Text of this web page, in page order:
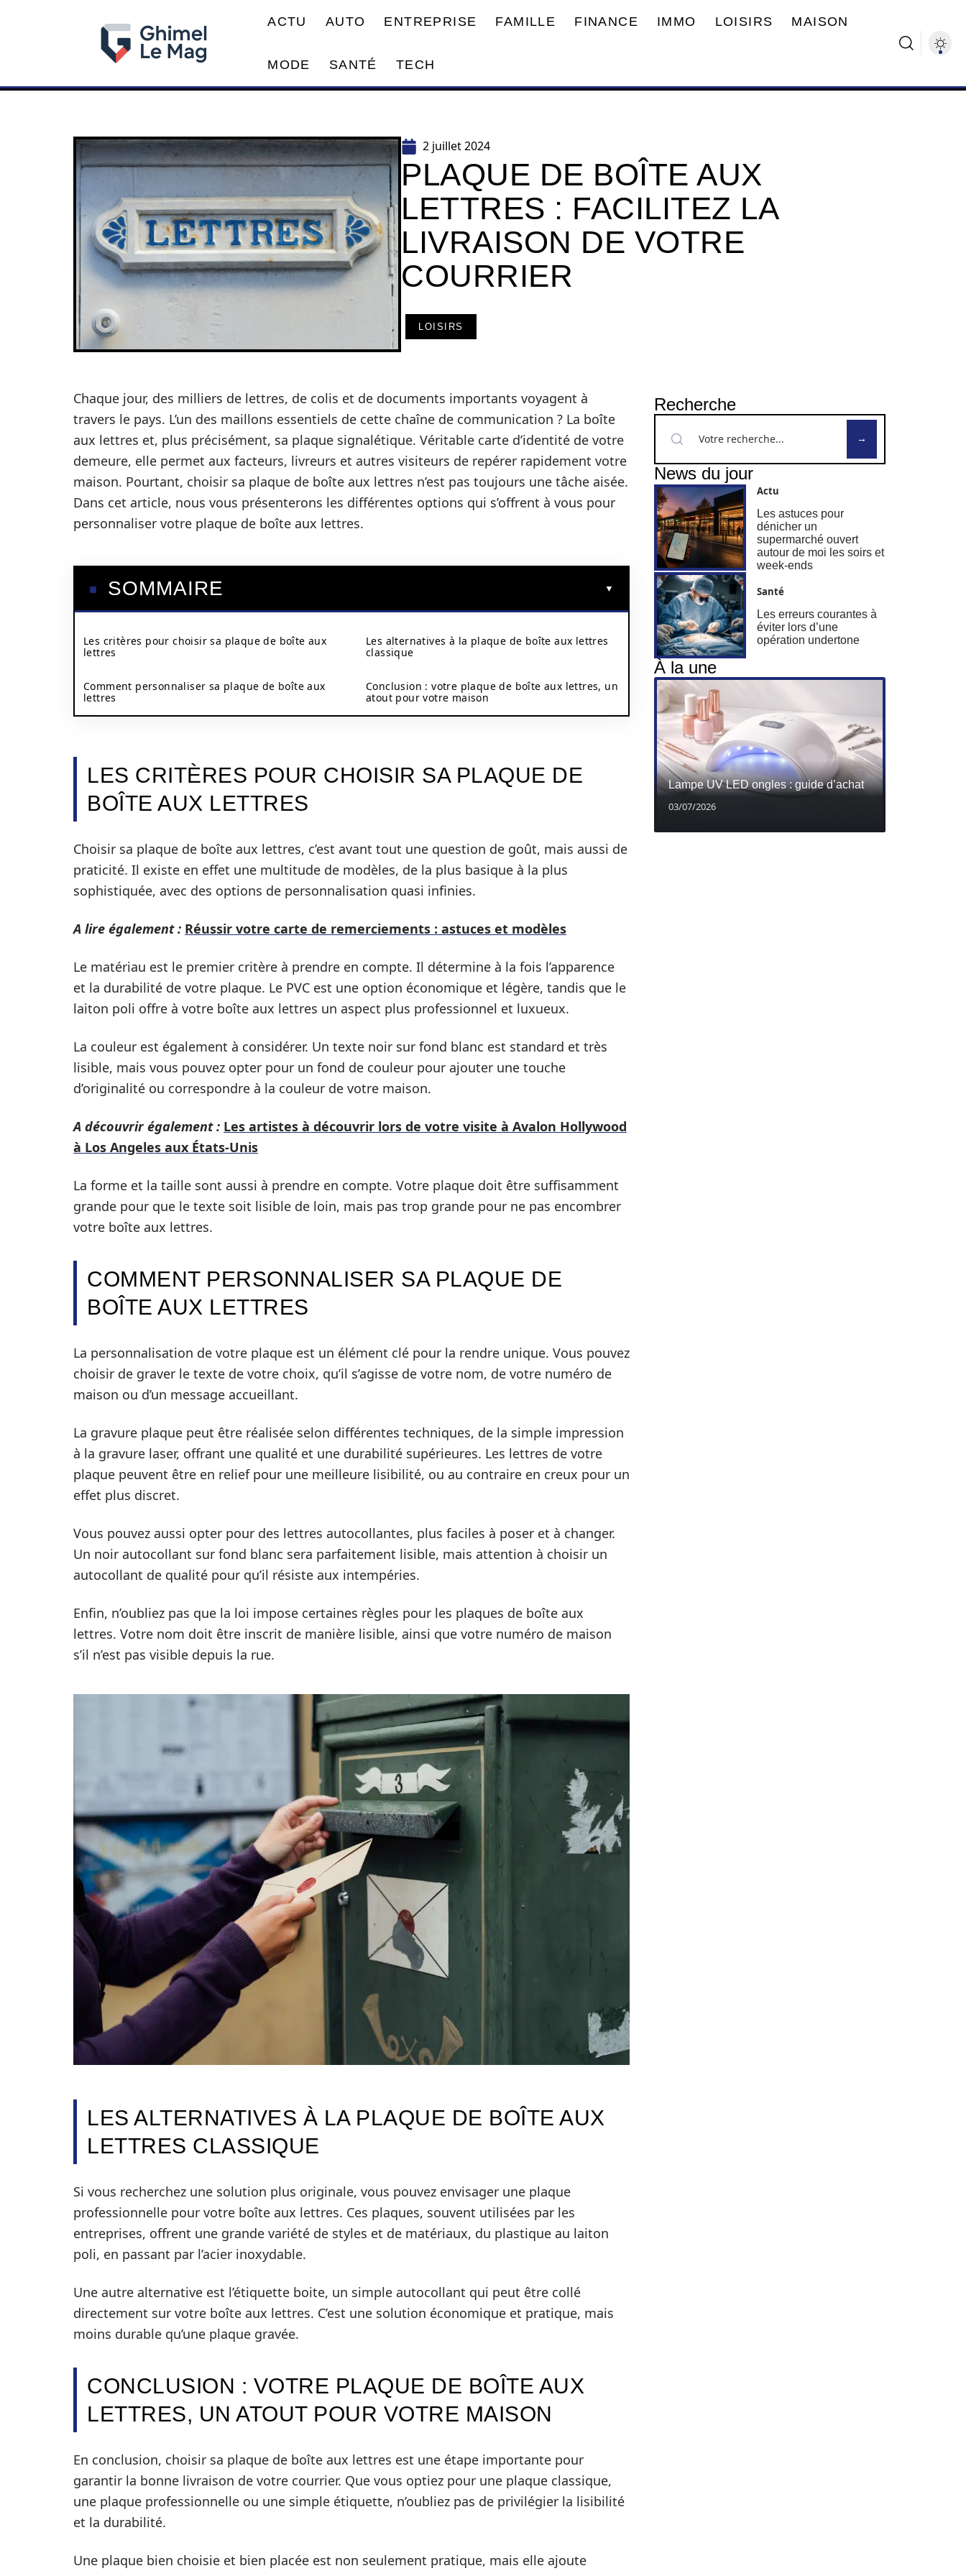
ACTU AUTO ENTREPRISE FAMILLE FINANCE IMMO LOISIRS MAISON
MODE SANTÉ TECH
2 juillet 2024
PLAQUE DE BOÎTE AUX
LETTRES : FACILITEZ LA
LIVRAISON DE VOTRE
COURRIER
LOISIRS
Chaque jour, des milliers de lettres, de colis et de documents importants voyagent à
travers le pays. L’un des maillons essentiels de cette chaîne de communication ? La boîte
aux lettres et, plus précisément, sa plaque signalétique. Véritable carte d’identité de votre
demeure, elle permet aux facteurs, livreurs et autres visiteurs de repérer rapidement votre
maison. Pourtant, choisir sa plaque de boîte aux lettres n’est pas toujours une tâche aisée.
Dans cet article, nous vous présenterons les différentes options qui s’offrent à vous pour
personnaliser votre plaque de boîte aux lettres.
SOMMAIRE
Les critères pour choisir sa plaque de boîte aux
lettres
Comment personnaliser sa plaque de boîte aux
lettres
Les alternatives à la plaque de boîte aux lettres
classique
Conclusion : votre plaque de boîte aux lettres, un
atout pour votre maison
LES CRITÈRES POUR CHOISIR SA PLAQUE DE
BOÎTE AUX LETTRES
Choisir sa plaque de boîte aux lettres, c’est avant tout une question de goût, mais aussi de
praticité. Il existe en effet une multitude de modèles, de la plus basique à la plus
sophistiquée, avec des options de personnalisation quasi infinies.
A lire également : Réussir votre carte de remerciements : astuces et modèles
Le matériau est le premier critère à prendre en compte. Il détermine à la fois l’apparence
et la durabilité de votre plaque. Le PVC est une option économique et légère, tandis que le
laiton poli offre à votre boîte aux lettres un aspect plus professionnel et luxueux.
La couleur est également à considérer. Un texte noir sur fond blanc est standard et très
lisible, mais vous pouvez opter pour un fond de couleur pour ajouter une touche
d’originalité ou correspondre à la couleur de votre maison.
A découvrir également : Les artistes à découvrir lors de votre visite à Avalon Hollywood
à Los Angeles aux États‑Unis
La forme et la taille sont aussi à prendre en compte. Votre plaque doit être suffisamment
grande pour que le texte soit lisible de loin, mais pas trop grande pour ne pas encombrer
votre boîte aux lettres.
COMMENT PERSONNALISER SA PLAQUE DE
BOÎTE AUX LETTRES
La personnalisation de votre plaque est un élément clé pour la rendre unique. Vous pouvez
choisir de graver le texte de votre choix, qu’il s’agisse de votre nom, de votre numéro de
maison ou d’un message accueillant.
La gravure plaque peut être réalisée selon différentes techniques, de la simple impression
à la gravure laser, offrant une qualité et une durabilité supérieures. Les lettres de votre
plaque peuvent être en relief pour une meilleure lisibilité, ou au contraire en creux pour un
effet plus discret.
Vous pouvez aussi opter pour des lettres autocollantes, plus faciles à poser et à changer.
Un noir autocollant sur fond blanc sera parfaitement lisible, mais attention à choisir un
autocollant de qualité pour qu’il résiste aux intempéries.
Enfin, n’oubliez pas que la loi impose certaines règles pour les plaques de boîte aux
lettres. Votre nom doit être inscrit de manière lisible, ainsi que votre numéro de maison
s’il n’est pas visible depuis la rue.
LES ALTERNATIVES À LA PLAQUE DE BOÎTE AUX
LETTRES CLASSIQUE
Si vous recherchez une solution plus originale, vous pouvez envisager une plaque
professionnelle pour votre boîte aux lettres. Ces plaques, souvent utilisées par les
entreprises, offrent une grande variété de styles et de matériaux, du plastique au laiton
poli, en passant par l’acier inoxydable.
Une autre alternative est l’étiquette boite, un simple autocollant qui peut être collé
directement sur votre boîte aux lettres. C’est une solution économique et pratique, mais
moins durable qu’une plaque gravée.
CONCLUSION : VOTRE PLAQUE DE BOÎTE AUX
LETTRES, UN ATOUT POUR VOTRE MAISON
En conclusion, choisir sa plaque de boîte aux lettres est une étape importante pour
garantir la bonne livraison de votre courrier. Que vous optiez pour une plaque classique,
une plaque professionnelle ou une simple étiquette, n’oubliez pas de privilégier la lisibilité
et la durabilité.
Une plaque bien choisie et bien placée est non seulement pratique, mais elle ajoute
Recherche
News du jour
Actu
Les astuces pour
dénicher un
supermarché ouvert
autour de moi les soirs et
week-ends
Santé
Les erreurs courantes à
éviter lors d’une
opération undertone
À la une
Lampe UV LED ongles : guide d’achat
03/07/2026